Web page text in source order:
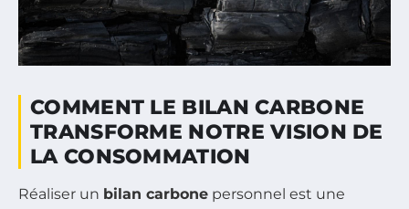
COMMENT LE BILAN CARBONE
TRANSFORME NOTRE VISION DE
LA CONSOMMATION
Réaliser un bilan carbone personnel est une